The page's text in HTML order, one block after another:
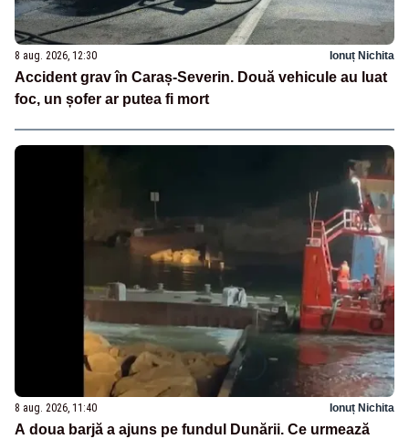
8 aug. 2026, 12:30 Ionuț Nichita
Accident grav în Caraș-Severin. Două vehicule au luat
foc, un șofer ar putea fi mort
8 aug. 2026, 11:40 Ionuț Nichita
A doua barjă a ajuns pe fundul Dunării. Ce urmează